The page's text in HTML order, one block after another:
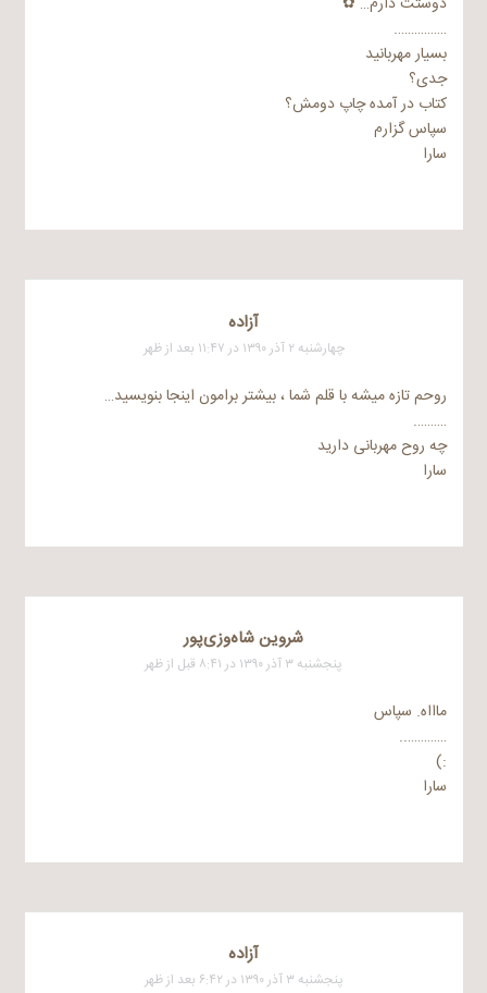
…………….
بسیار مهربانید
جدی؟
کتاب در آمده چاپ دومش؟
سپاس گزارم
سارا
آزاده
چهارشنبه ۲ آذر ۱۳۹۰ در ۱۱:۴۷ بعد از ظهر
روحم تازه میشه با قلم شما ، بیشتر برامون اینجا بنویسید…
……….
چه روح مهربانی دارید
سارا
شروین شاه‌وزی‌پور
پنجشنبه ۳ آذر ۱۳۹۰ در ۸:۴۱ قبل از ظهر
ماااه. سپاس
…………..
:)
سارا
آزاده
پنجشنبه ۳ آذر ۱۳۹۰ در ۶:۴۲ بعد از ظهر